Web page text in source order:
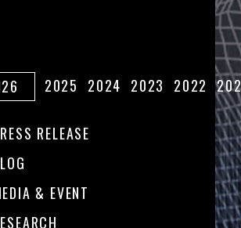
2025 2024 2023 2022
RELEASE
& EVENT